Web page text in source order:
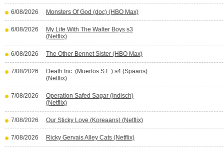
6/08/2026 Monsters Of God (doc) (HBO Max)
6/08/2026
My Life With The Walter Boys s3
(Netflix)
6/08/2026 The Other Bennet Sister (HBO Max)
7/08/2026
Death Inc. (Muertos S.L.) s4 (Spaans)
(Netflix)
7/08/2026
Operation Safed Sagar (Indisch)
(Netflix)
7/08/2026 Our Sticky Love (Koreaans) (Netflix)
7/08/2026 Ricky Gervais Alley Cats (Netflix)